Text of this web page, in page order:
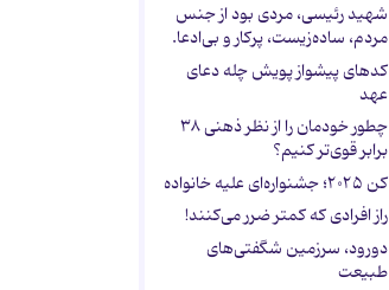
شهید رئیسی، مردی بود از جنس
مردم، ساده‌زیست، پرکار و بی‌ادعا.
کدهای پیشواز پویش چله دعای
عهد
چطور خودمان را از نظر ذهنی ۳۸
برابر قوی‌تر کنیم؟
کن ۲۰۲۵؛ جشنواره‌ای علیه خانواده
راز افرادی که کمتر ضرر می‌کنند!
دورود، سرزمین شگفتی‌های
طبیعت